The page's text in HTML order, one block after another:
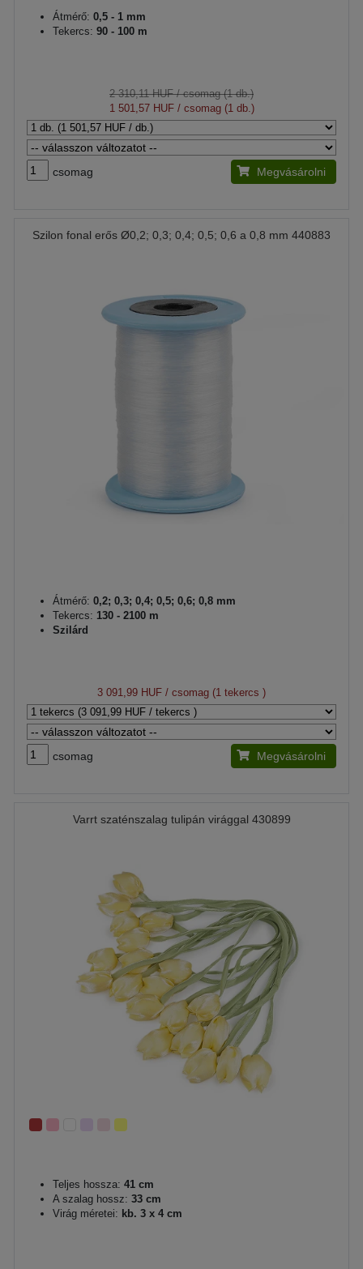
Átmérő: 0,5 - 1 mm
Tekercs: 90 - 100 m
2 310,11 HUF/ csomag (1 db.)
1 501,57 HUF/ csomag (1 db.)
csomag Megvásárolni
Szilon fonal erős Ø0,2; 0,3; 0,4; 0,5; 0,6 a 0,8 mm 440883
Átmérő: 0,2; 0,3; 0,4; 0,5; 0,6; 0,8 mm
Tekercs: 130 - 2100 m
Szilárd
3 091,99 HUF / csomag (1 tekercs )
csomag Megvásárolni
Varrt szaténszalag tulipán virággal 430899
Teljes hossza: 41 cm
A szalag hossz: 33 cm
Virág méretei: kb. 3 x 4 cm